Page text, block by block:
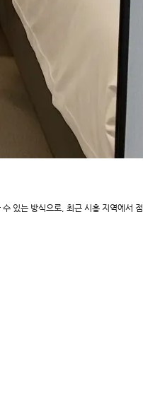
있는 방식으로, 최근 시흥 지역에서 점